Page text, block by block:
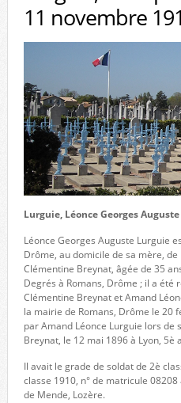
11 novembre
Lurguie, Léonce Georges Auguste
Léonce Georges Auguste Lurguie
Drôme, au domicile de sa mère,
Clémentine Breynat, âgée de 35
Degrés à Romans, Drôme ; il a été
Clémentine Breynat et Amand
la mairie de Romans, Drôme le 20
par Amand Léonce Lurguie lors de
Breynat, le 12 mai 1896 à Lyon, 5è
Il avait le grade de soldat de 2è
classe 1910, n° de matricule
de Mende, Lozère.